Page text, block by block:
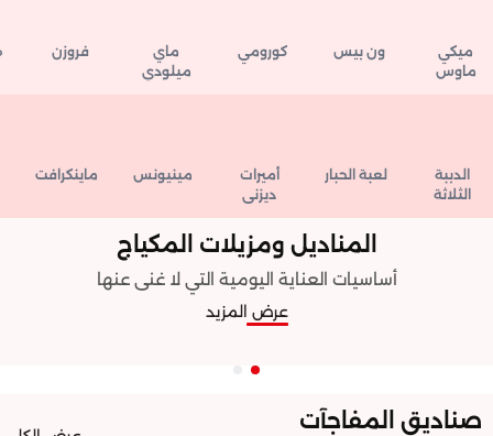
ميكي
ماوس
ون بيس كورومي
ماي
ميلودي
فروزن
الدببة
الثلاثة
لعبة الحبار
أميرات
ديزني
مينيونس ماينكرافت
المناديل ومزيلات المكياج
أساسيات العناية اليومية التي لا غنى عنها
عرض المزيد
صناديق المفاجآت